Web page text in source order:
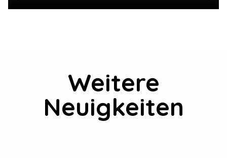
Weitere
Neuigkeiten